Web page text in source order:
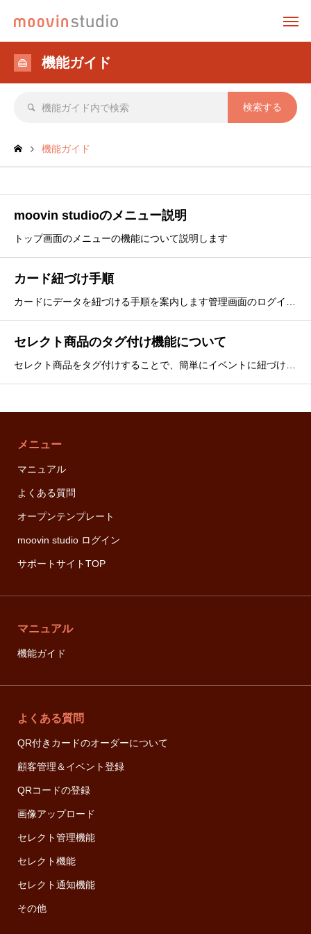
機能ガイド
機能ガイド
moovin studioのメニュー説明
トップ画面のメニューの機能について説明します
カード紐づけ手順
セレクト商品のタグ付け機能について
メニュー
マニュアル
よくある質問
オープンテンプレート
moovin studio ログイン
サポートサイトTOP
マニュアル
機能ガイド
よくある質問
QR付きカードのオーダーについて
顧客管理＆イベント登録
QRコードの登録
画像アップロード
セレクト管理機能
セレクト機能
セレクト通知機能
その他